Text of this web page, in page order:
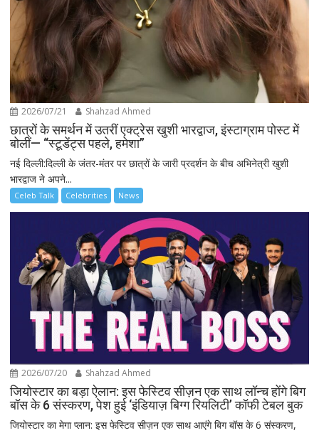
2026/07/21 Shahzad Ahmed
छात्रों के समर्थन में उतरीं एक्ट्रेस खुशी भारद्वाज, इंस्टाग्राम पोस्ट में
बोलीं— “स्टूडेंट्स पहले, हमेशा”
नई दिल्ली:दिल्ली के जंतर-मंतर पर छात्रों के जारी प्रदर्शन के बीच अभिनेत्री खुशी
भारद्वाज ने अपने...
Celeb Talk Celebrities News
2026/07/20 Shahzad Ahmed
जियोस्टार का बड़ा ऐलान: इस फेस्टिव सीज़न एक साथ लॉन्च होंगे बिग
बॉस के 6 संस्करण, पेश हुई ‘इंडियाज़ बिग्ग रियलिटी’ कॉफी टेबल बुक
जियोस्टार का मेगा प्लान: इस फेस्टिव सीज़न एक साथ आएंगे बिग बॉस के 6 संस्करण,